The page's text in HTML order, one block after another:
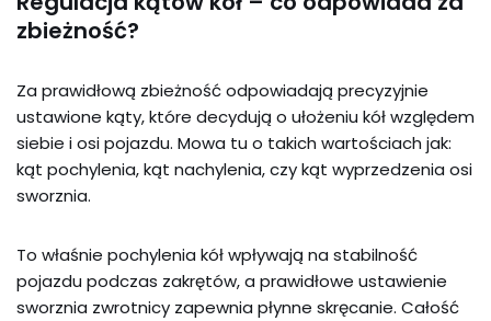
zbieżność?
Za prawidłową zbieżność odpowiadają precyzyjnie
ustawione kąty, które decydują o ułożeniu kół względem
siebie i osi pojazdu. Mowa tu o takich wartościach jak:
kąt pochylenia, kąt nachylenia, czy kąt wyprzedzenia osi
sworznia.
To właśnie pochylenia kół wpływają na stabilność
pojazdu podczas zakrętów, a prawidłowe ustawienie
sworznia zwrotnicy zapewnia płynne skręcanie. Całość